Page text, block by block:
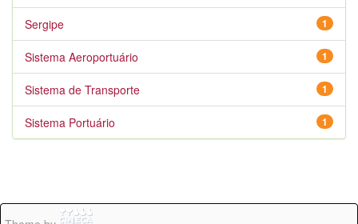
1
Sergipe
1
Sistema Aeroportuário
1
Sistema de Transporte
1
Sistema Portuário